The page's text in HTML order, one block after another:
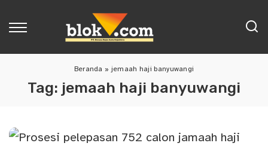
Beranda » jemaah haji banyuwangi
Tag: jemaah haji banyuwangi